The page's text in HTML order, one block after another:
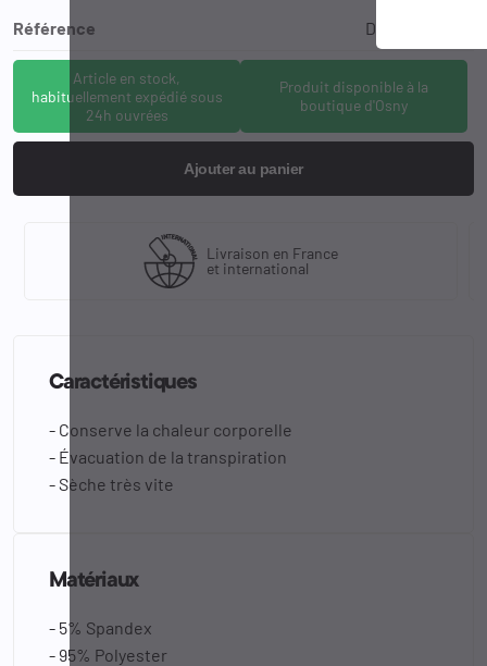
Référence D5-BR401-N-S
Article en stock,
habituellement expédié sous
24h ouvrées
Produit disponible à la
boutique d'Osny
Ajouter au panier
Livraison en France
et international
Caractéristiques
- Conserve la chaleur corporelle
- Évacuation de la transpiration
- Sèche très vite
Matériaux
- 5% Spandex
- 95% Polyester